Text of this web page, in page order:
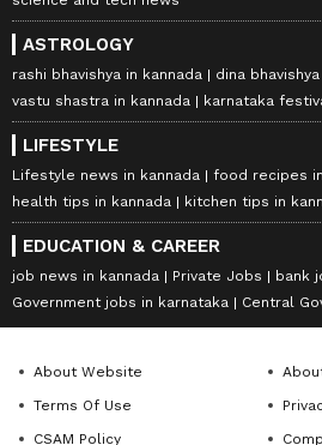
ASTROLOGY
rashi bhavishya in kannada dina bhavishya
vastu shastra in kannada
karnataka
LIFESTYLE
Lifestyle news in kannada
food recipes
health tips in kannada
kitchen tips in
EDUCATION & CAREER
job news in kannada Private Jobs
bank
Government jobs in karnataka
Central
About Website
Terms Of Use
CSAM Policy